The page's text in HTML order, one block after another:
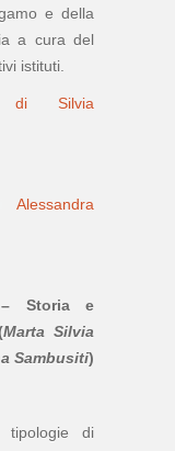
e della
a cura del
istituti.
di Silvia
Alessandra
– Storia e
Marta Silvia
Sambusiti)
tipologie di